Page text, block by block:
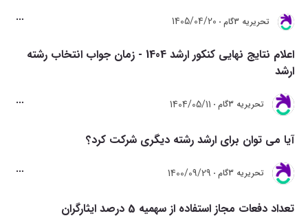
تحريريه 3گام 1405/04/20
اعلام نتایج نهایی کنکور ارشد 1404 - زمان جواب انتخاب رشته
ارشد
تحريريه 3گام 1404/05/11
آیا می توان برای ارشد رشته دیگری شرکت کرد؟
تحريريه 3گام 1400/09/29
تعداد دفعات مجاز استفاده از سهمیه 5 درصد ایثارگران